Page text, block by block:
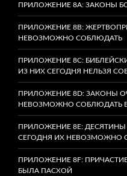
ПРИЛОЖЕНИЕ 8A: ЗАКОНЫ
ПРИЛОЖЕНИЕ 8B:
НЕВОЗМОЖНО СОБЛЮДАТЬ
ПРИЛОЖЕНИЕ 8C:
ИЗ НИХ СЕГОДНЯ НЕЛЬЗЯ
ПРИЛОЖЕНИЕ 8D: ЗАКОНЫ
НЕВОЗМОЖНО СОБЛЮДАТЬ
ПРИЛОЖЕНИЕ 8E:
СЕГОДНЯ ИХ НЕВОЗМОЖНО
ПРИЛОЖЕНИЕ 8F:
БЫЛА ПАСХОЙ